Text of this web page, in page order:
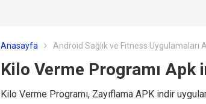
Anasayfa Android Sağlık ve Fitness Uygulamaları
Kilo Verme Programı Apk
Kilo Verme Programı, Zayıflama APK indir